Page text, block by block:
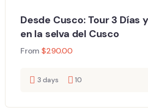
Desde Cusco: Tour 3 Días
en la selva del Cusco
From $290.00
3 days 10